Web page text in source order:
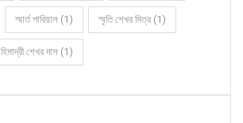
স্মার্ত পারিয়াল (1) স্মৃতি শেখর মিত্র (1)
হিমাদ্রী শেখর দাস (1)